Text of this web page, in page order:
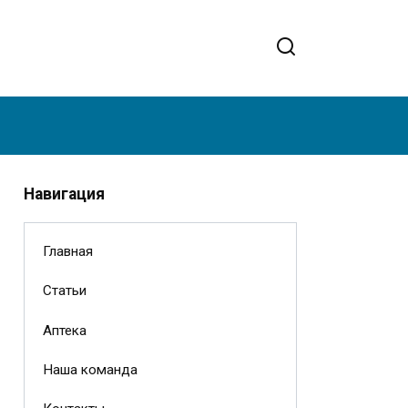
Навигация
Главная
Статьи
Аптека
Наша команда